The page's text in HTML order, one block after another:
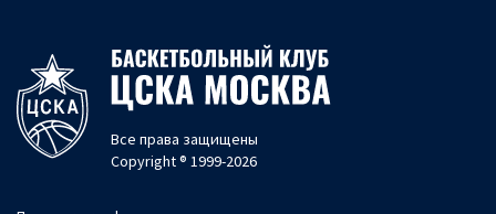
Все права защищены
Copyright ® 1999-2026